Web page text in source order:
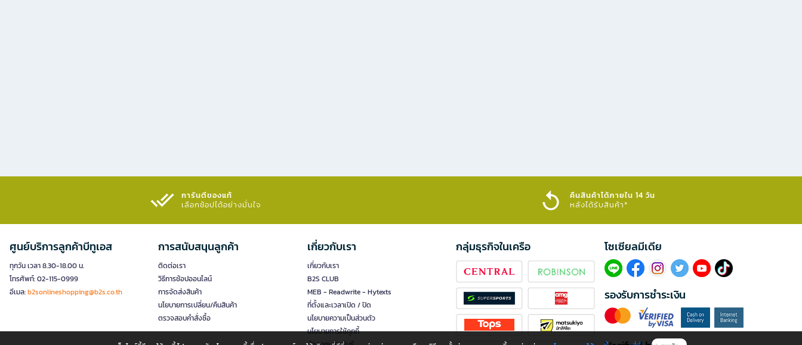
การันตีของแท้
เลือกช้อปได้อย่างมั่นใจ​
คืนสินค้าได้ภายใน 14 วัน
หลังได้รับสินค้า*
ศูนย์บริการลูกค้าบีทูเอส
ทุกวัน เวลา 8.30-18.00 น.
โทรศัพท์: 02-115-0999
อีเมล:b2sonlineshopping@b2s.co.th
การสนับสนุนลูกค้า
ติดต่อเรา
วิธีการช้อปออนไลน์
การจัดส่งสินค้า
นโยบายการเปลี่ยน/คืนสินค้า
ตรวจสอบคำสั่งซื้อ
เกี่ยวกับเรา
เกี่ยวกับเรา
B2S CLUB
MEB - Readwrite - Hytexts
ที่ตั้งและเวลาเปิด / ปิด
นโยบายความเป็นส่วนตัว
นโยบายการใช้คุกกี้
กลุ่มธุรกิจในเครือ โซเซียลมีเดีย​
รองรับการชำระเงิน